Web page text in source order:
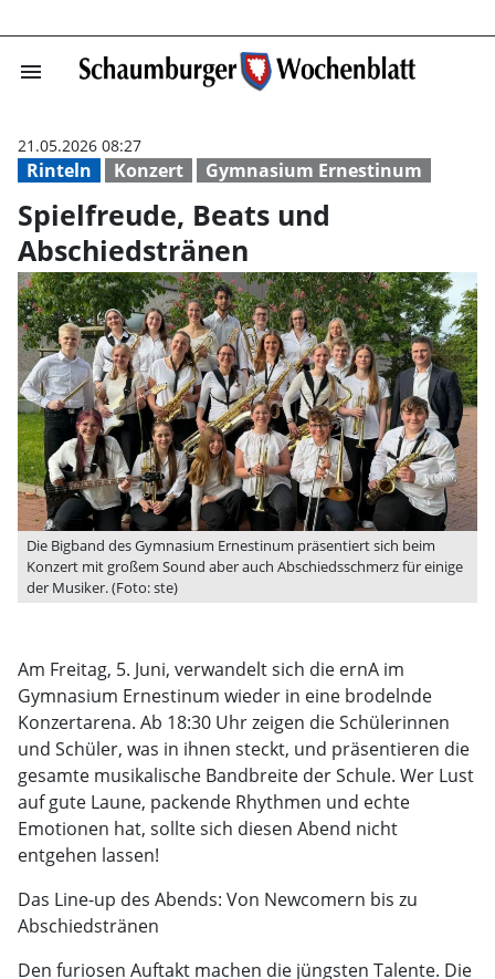
menu Spielfreude,
Rinteln Konzert Gymnasium Ernestinum
21.05.2026 08:27
Spielfreude, Beats und
Abschiedstränen
Die Bigband des Gymnasium Ernestinum präsentiert sich beim
Konzert mit großem Sound aber auch Abschiedsschmerz für einige
der Musiker. (Foto: ste)
Am Freitag, 5. Juni, verwandelt sich die ernA im
Gymnasium Ernestinum wieder in eine brodelnde
Konzertarena. Ab 18:30 Uhr zeigen die Schülerinnen
und Schüler, was in ihnen steckt, und präsentieren die
gesamte musikalische Bandbreite der Schule. Wer Lust
auf gute Laune, packende Rhythmen und echte
Emotionen hat, sollte sich diesen Abend nicht
entgehen lassen!
Das Line-up des Abends: Von Newcomern bis zu
Abschiedstränen
Den furiosen Auftakt machen die jüngsten Talente. Die